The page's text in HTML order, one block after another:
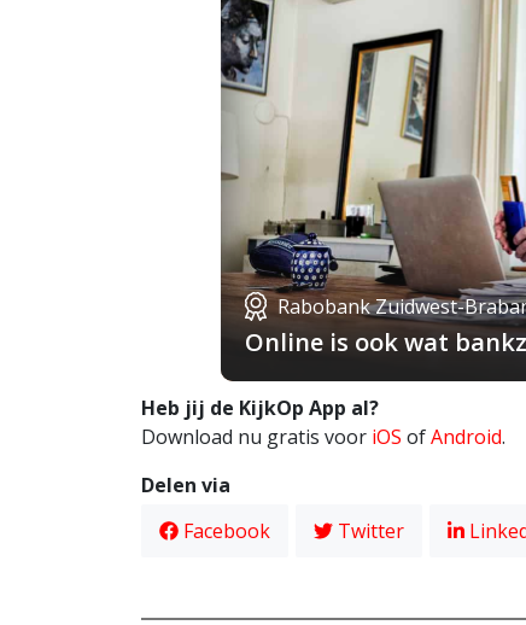
Rabobank Zuidwest-
Online is ook wat
Heb jij de KijkOp App al?
Download nu gratis voor iOS ofAndroid.
Delen via
Facebook
Twitter